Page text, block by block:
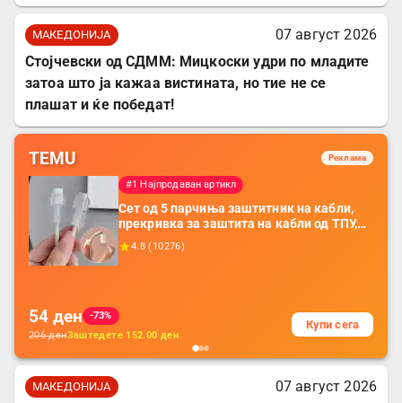
МАКЕДОНИЈА
07 август 2026
Стојчевски од СДММ: Мицкоски удри по младите
затоа што ја кажаа вистината, но тие не се
плашат и ќе победат!
TEMU Реклама
#1 Најпродаван артикл
Сет од 5 парчиња заштитник на кабли,
прекривка за заштита на кабли од ТПУ,
додатоци за заштита на кабли, без
батерија, за мобилни телефони, комплет
4.8 (10276)
54 ден
-73%
206денЗаштедете 152.00 ден
Купи сега
МАКЕДОНИЈА
07 август 2026